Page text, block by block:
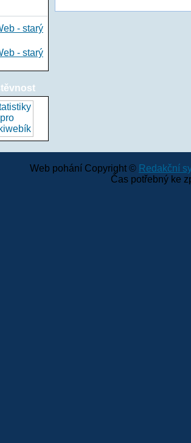
- starý
- starý
Web pohání Copyright © Redakční
Čas potřebný ke